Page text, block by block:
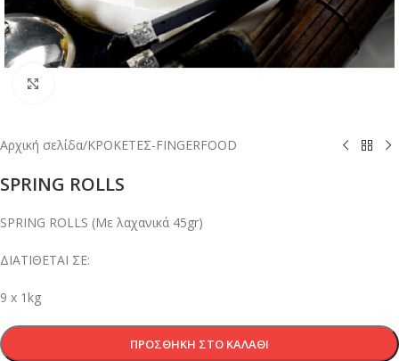
Αρχική σελίδα/ΚΡΟΚΕΤΕΣ-FINGERFOOD
SPRING ROLLS
SPRING ROLLS (Με λαχανικά 45gr)
ΔΙΑΤΙΘΕΤΑΙ ΣΕ:
9 x 1kg
ΠΡΟΣΘΉΚΗ ΣΤΟ ΚΑΛΆΘΙ